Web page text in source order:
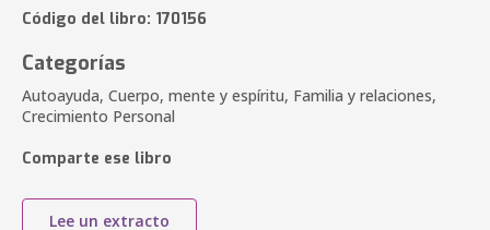
Código del libro: 170156
Categorías
Autoayuda, Cuerpo, mente y espíritu, Familia y relaciones,
Crecimiento Personal
Comparte ese libro
Lee un extracto